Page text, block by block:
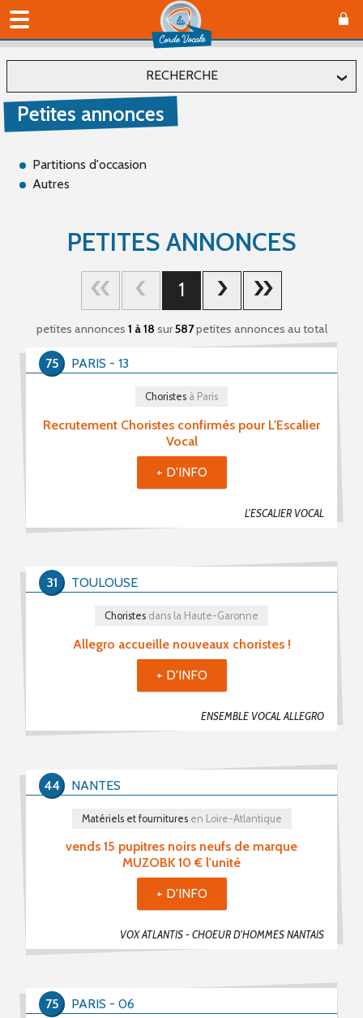
RECHERCHE
Localiser
Affiner
Offre (66)
Catégorie(s)
Choristes (418)
Chefs De Chœur (71)
Musiciens (35)
Recherche De Partitions (8)
Echanges / Rencontres Entre Groupes Vocaux (19)
Divers (29)
Mot(s) clé(s)
Plusieurs mots clé possibles
Petites annonces
Partitions d'occasion
Autres
PETITES ANNONCES
1
petites annonces 1 à 18 sur587petites annonces au total
Recrutement Choristes confirmés pour L'Escalier
Vocal
L'ESCALIER VOCAL
Choristes à Paris
PARIS - 13
75
+ D'INFO
Allegro accueille nouveaux choristes !
ENSEMBLE VOCAL ALLEGRO
Choristes dans la Haute-Garonne
TOULOUSE
31
+ D'INFO
vends 15 pupitres noirs neufs de marque
MUZOBK 10 € l'unité
VOX ATLANTIS - CHOEUR D'HOMMES NANTAIS
Matériels et fournituresen Loire-Atlantique
NANTES
44
+ D'INFO
PARIS - 06
75